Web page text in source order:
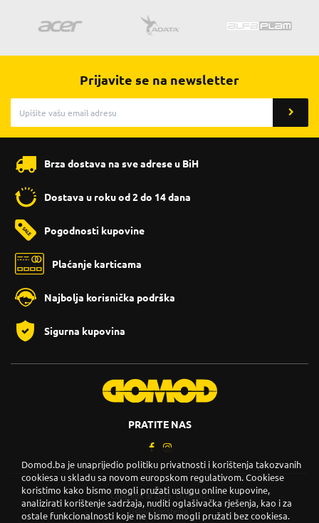
Prijavite se na newsletter
Brza dostava na sve adrese u BiH
Dostava u roku od 2 do 14 dana
Pogodnosti kupovine
Plaćanje karticama
Najbolja korisnička podrška
Sigurna kupovina
PRATITE NAS
Copyright © 2026. DOMOD.
Uslovi korištenja
Domod.ba je unaprijedio politiku privatnosti i korištenja takozvanih
cookiesa u skladu sa novom europskom regulativom. Cookiese
koristimo kako bismo mogli pružati uslugu online kupovine,
analizirati korištenje sadržaja, nuditi oglašivačka rješenja, kao i za
ostale funkcionalnosti koje ne bismo mogli pružati bez cookiesa.